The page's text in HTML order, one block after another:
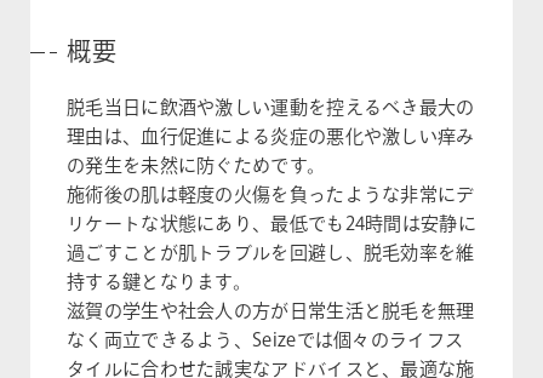
概要
脱毛当日に飲酒や激しい運動を控えるべき最大の
理由は、血行促進による炎症の悪化や激しい痒み
の発生を未然に防ぐためです。
施術後の肌は軽度の火傷を負ったような非常にデ
リケートな状態にあり、最低でも24時間は安静に
過ごすことが肌トラブルを回避し、脱毛効率を維
持する鍵となります。
滋賀の学生や社会人の方が日常生活と脱毛を無理
なく両立できるよう、Seizeでは個々のライフス
タイルに合わせた誠実なアドバイスと、最適な施